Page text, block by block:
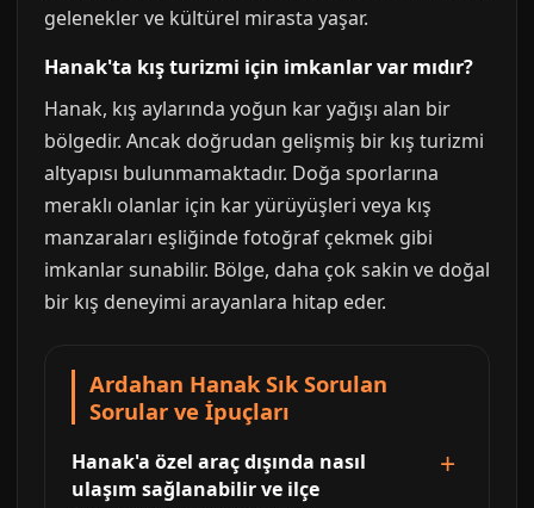
gelenekler ve kültürel mirasta yaşar.
Hanak'ta kış turizmi için imkanlar var mıdır?
Hanak, kış aylarında yoğun kar yağışı alan bir
bölgedir. Ancak doğrudan gelişmiş bir kış turizmi
altyapısı bulunmamaktadır. Doğa sporlarına
meraklı olanlar için kar yürüyüşleri veya kış
manzaraları eşliğinde fotoğraf çekmek gibi
imkanlar sunabilir. Bölge, daha çok sakin ve doğal
bir kış deneyimi arayanlara hitap eder.
Ardahan Hanak Sık Sorulan
Sorular ve İpuçları
Hanak'a özel araç dışında nasıl
ulaşım sağlanabilir ve ilçe